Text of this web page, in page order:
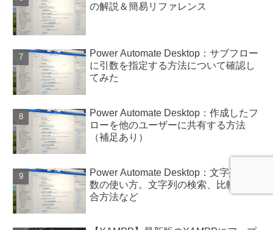
の解説＆簡易リファレンス
Power Automate Desktop：サブフロー
に引数を指定する方法について確認し
てみた
Power Automate Desktop：作成したフ
ローを他のユーザーに共有する方法
（補足あり）
Power Automate Desktop：文字列型変
数の使い方。文字列の検索、比較、結
合方法など